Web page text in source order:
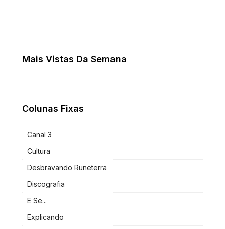
Mais Vistas Da Semana
Colunas Fixas
Canal 3
Cultura
Desbravando Runeterra
Discografia
E Se...
Explicando